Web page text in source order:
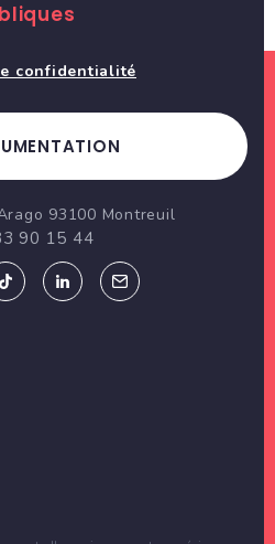
confidentialité
93100 Montreuil
90 15 44